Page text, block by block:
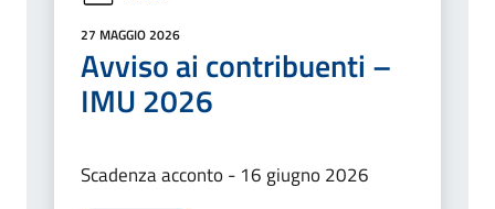
27 MAGGIO 2026
Avviso ai contribuenti –
IMU 2026
Scadenza acconto - 16 giugno 2026